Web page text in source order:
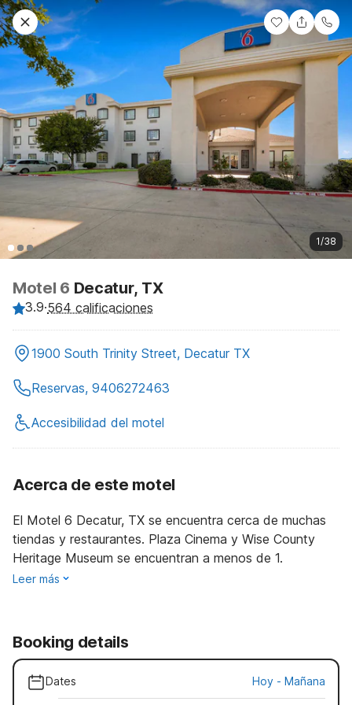
1/38
Motel 6 Decatur, TX
3.9·564 calificaciones
1900 South Trinity Street, Decatur TX
Reservas, 9406272463
Accesibilidad del motel
Acerca de este motel
El Motel 6 Decatur, TX se encuentra cerca de muchas
tiendas y restaurantes. Plaza Cinema y Wise County
Heritage Museum se encuentran a menos de 1.
Leer más
Booking details
Dates Hoy - Mañana